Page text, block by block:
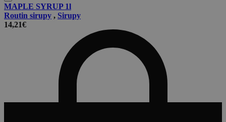
MAPLE SYRUP 1l
Routin sirupy , Sirupy
14,21€